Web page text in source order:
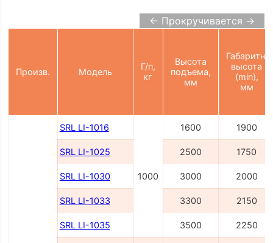
← Прокручивается →
Произв. Модель
Г/п,
кг
Высота
подъема,
мм
Габаритн.
высота
(min),
мм
SRL LI-1016
1000
1600 1900
SRL LI-1025 2500 1750
SRL LI-1030 3000 2000
SRL LI-1033 3300 2150
SRL LI-1035 3500 2250